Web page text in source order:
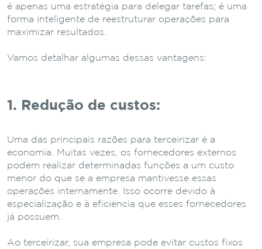
é apenas uma estratégia para delegar tarefas; é uma
forma inteligente de reestruturar operações para
maximizar resultados.
Vamos detalhar algumas dessas vantagens:
1. Redução de custos:
Uma das principais razões para terceirizar é a
economia. Muitas vezes, os fornecedores externos
podem realizar determinadas funções a um custo
menor do que se a empresa mantivesse essas
operações internamente. Isso ocorre devido à
especialização e à eficiência que esses fornecedores
já possuem.
Ao terceirizar, sua empresa pode evitar custos fixos